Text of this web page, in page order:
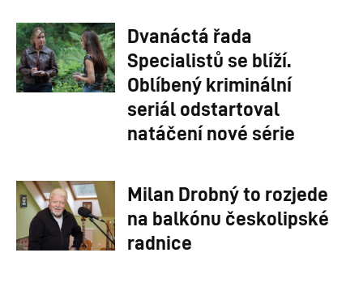
Dvanáctá řada
Specialistů se blíží.
Oblíbený kriminální
seriál odstartoval
natáčení nové série
Milan Drobný to rozjede
na balkónu českolipské
radnice